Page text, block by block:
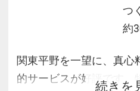
つ
約
関東平野を一望に、真心
的サービスが好評です。
続きを